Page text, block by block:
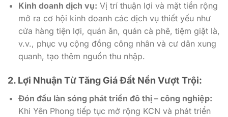
Kinh doanh dịch vụ: Vị trí thuận lợi và mặt tiền rộng
mở ra cơ hội kinh doanh các dịch vụ thiết yếu như
cửa hàng tiện lợi, quán ăn, quán cà phê, tiệm giặt là,
v.v., phục vụ cộng đồng công nhân và cư dân xung
quanh, tạo thêm nguồn thu nhập.
2. Lợi Nhuận Từ Tăng Giá Đất Nền Vượt Trội:
Đón đầu làn sóng phát triển đô thị – công nghiệp:
Khi Yên Phong tiếp tục mở rộng KCN và phát triển